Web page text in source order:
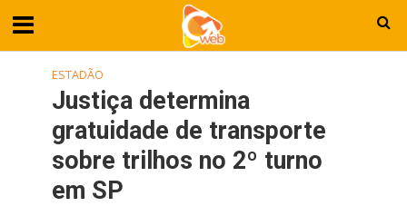
ESTADÃO
Justiça determina
gratuidade de transporte
sobre trilhos no 2º turno
em SP